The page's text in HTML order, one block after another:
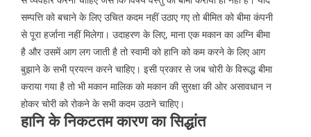
सम्पत्ति को बचाने के लिए उचित कदम नहीं उठाए गए तो बीमित को बीमा कंपनी
से पूरा हर्जाना नहीं मिलेगा। उदाहरण के लिए, माना एक मकान का अग्नि बीमा
है और उसमें आग लग जाती है तो स्वामी को हानि को कम करने के लिए आग
बुझाने के सभी प्रयत्न करने चाहिए। इसी प्रकार से जब चोरी के विरूद्ध बीमा
कराया गया है तो भी मकान मालिक को मकान की सुरक्षा की ओर असावधान न
होकर चोरी को रोकने के सभी कदम उठाने चाहिए।
हानि के निकटतम कारण का सिद्धांत